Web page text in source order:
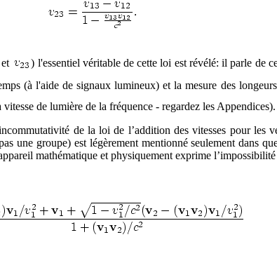
et ) l'essentiel véritable de cette loi est révélé: il parle de
(à l'aide de signaux lumineux) et la mesure des
de lumière de la fréquence - regardez les Appendices).
de la loi de l’addition des vitesses pour les
une groupe) est légèrement mentionné seulement dans
mathématique et physiquement exprime